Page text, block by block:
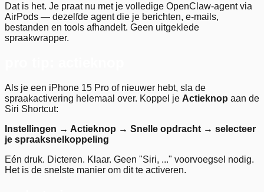
Dat is het. Je praat nu met je volledige OpenClaw-agent via
AirPods — dezelfde agent die je berichten, e-mails,
bestanden en tools afhandelt. Geen uitgeklede
spraakwrapper.
Als je een iPhone 15 Pro of nieuwer hebt, sla de
spraakactivering helemaal over. Koppel je Actieknop aan de
Siri Shortcut:
Instellingen → Actieknop → Snelle opdracht → selecteer
je spraaksnelkoppeling
Eén druk. Dicteren. Klaar. Geen "Siri, ..." voorvoegsel nodig.
Het is de snelste manier om dit te activeren.